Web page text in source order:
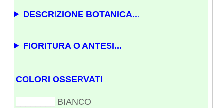
DESCRIZIONE BOTANICA...
FIORITURA O ANTESI...
COLORI OSSERVATI
BIANCO